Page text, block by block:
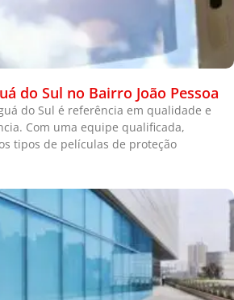
do Sul no Bairro João Pessoa
do Sul é referência em qualidade e
Com uma equipe qualificada,
tipos de películas de proteção